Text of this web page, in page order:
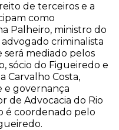
de terceiros e a
como
Palheiro, ministro do
criminalista
será mediado pelos
sócio do Figueiredo e
Carvalho Costa,
e governança
de Advocacia do Rio
é coordenado pelo